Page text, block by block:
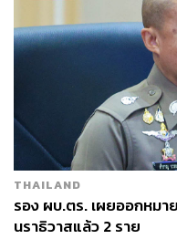
THAILAND
รอง ผบ.ตร. เผยออกหม
นราธิวาสแล้ว 2 ราย